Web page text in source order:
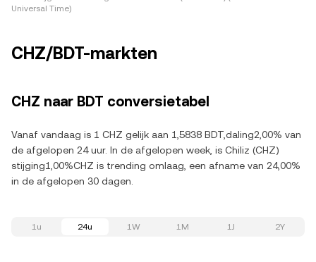
Universal Time)
CHZ/BDT-markten
CHZ naar BDT conversietabel
Vanaf vandaag is 1 CHZ gelijk aan 1,5838 BDT,daling2,00% van
de afgelopen 24 uur. In de afgelopen week, is Chiliz (CHZ)
stijging1,00%CHZ is trending omlaag, een afname van 24,00%
in de afgelopen 30 dagen.
1u 24u 1W 1M 1J 2Y